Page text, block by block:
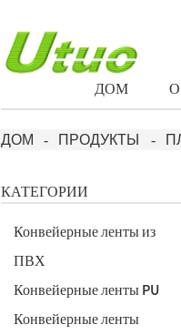
ДОМ
ДОМ ПРОДУКТЫ
КАТЕГОРИИ
Конвейерные ленты из
ПВХ
Конвейерные ленты PU
Конвейерные ленты